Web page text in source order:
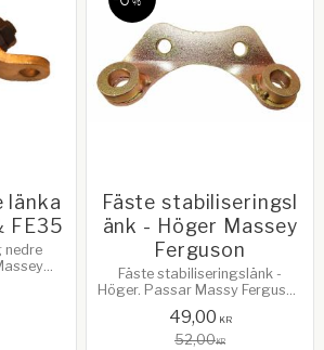
länka
FE35
nedre
Fäste stabiliseringsl
änk - Höger Massey
Ferguson
Fäste stabiliseringslänk -
Höger. Passar Massy Ferguson
897912M1
49,00 KR
52,00KR